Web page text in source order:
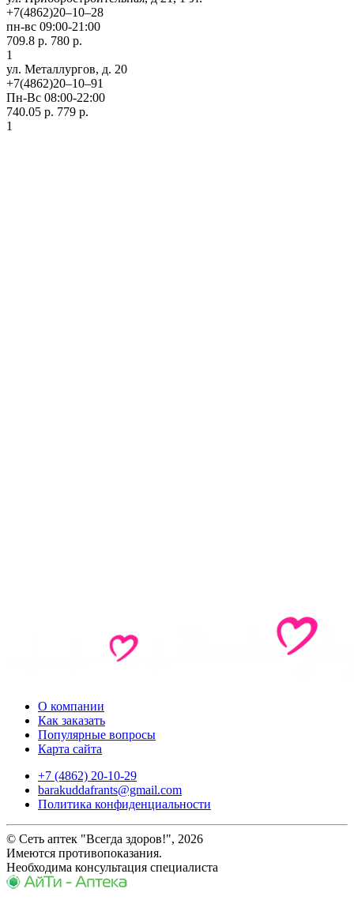
+7(4862)20‒10‒28
пн-вс 09:00-21:00
709.8 р. 780 р.
1
ул. ​Металлургов, д. 20
+7(4862)20‒10‒91
Пн-Вс 08:00-22:00
740.05 р. 779 р.
1
О компании
Как заказать
Популярные вопросы
Карта сайта
+7 (4862) 20-10-29
barakuddafrants@gmail.com
Политика конфиденциальности
© Сеть аптек "Всегда здоров!", 2026
Имеются противопоказания.
Необходима консультация специалиста